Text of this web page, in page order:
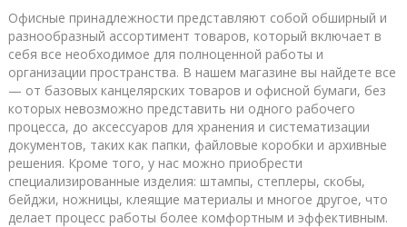
Офисные принадлежности представляют собой обширный и
разнообразный ассортимент товаров, который включает в
себя все необходимое для полноценной работы и
организации пространства. В нашем магазине вы найдете все
— от базовых канцелярских товаров и офисной бумаги, без
которых невозможно представить ни одного рабочего
процесса, до аксессуаров для хранения и систематизации
документов, таких как папки, файловые коробки и архивные
решения. Кроме того, у нас можно приобрести
специализированные изделия: штампы, степлеры, скобы,
бейджи, ножницы, клеящие материалы и многое другое, что
делает процесс работы более комфортным и эффективным.